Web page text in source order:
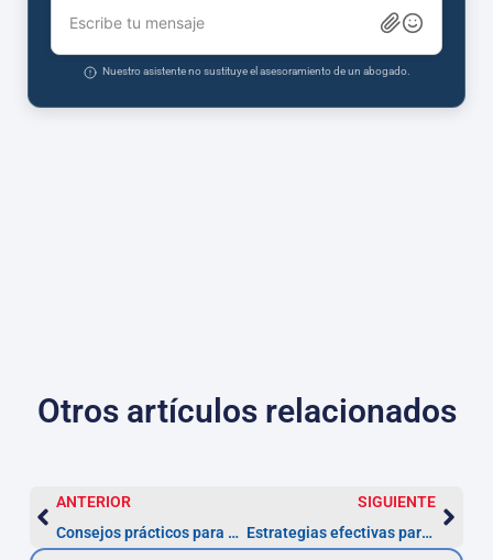
Escribe tu mensaje
Nuestro asistente no sustituye el asesoramiento de un abogado.
Otros artículos relacionados
ANTERIOR
Consejos prácticos para elegir un abogado especializado en nulidad de préstamos
SIGUIENTE
Estrategias efectivas para reclamar la devolución de intereses usurarios